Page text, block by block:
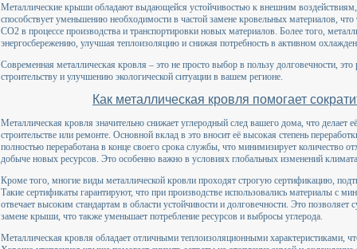
Металлические крыши обладают выдающейся устойчивостью к внешним
способствует уменьшению необходимости в частой замене кровельных материалов,
CO2 в процессе производства и транспортировки новых материалов. Более того,
энергосбережению, улучшая теплоизоляцию и снижая потребность в активном
Современная металлическая кровля – это не просто выбор в пользу долговечности,
строительству и улучшению экологической ситуации в вашем регионе.
Как металлическая кровля помогает
Металлическая кровля значительно снижает углеродный след вашего дома, что
строительстве или ремонте. Основной вклад в это вносит её высокая степень
полностью переработана в конце своего срока службы, что минимизирует количество
добыче новых ресурсов. Это особенно важно в условиях глобальных изменений
Кроме того, многие виды металлической кровли проходят строгую сертификацию,
Такие сертификаты гарантируют, что при производстве использовались материалы с
отвечает высоким стандартам в области устойчивости и долговечности. Это позволяет
замене крыши, что также уменьшает потребление ресурсов и выбросы углерода.
Металлическая кровля обладает отличными теплоизоляционными характеристиками,